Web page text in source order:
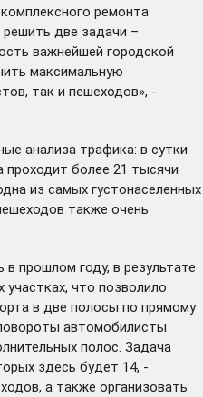
ремонта
две задачи –
важнейшей городской
максимальную
так и пешеходов», -
анализа трафика: в сутки
более 21 тысячи
из самых густонаселенных
также очень
прошлом году, в результате
что позволило
в две полосы по прямому
автомобилисты
полос. Задача
здесь будет 14, -
а также организовать